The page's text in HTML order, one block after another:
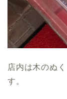
店内は木のぬ
す。